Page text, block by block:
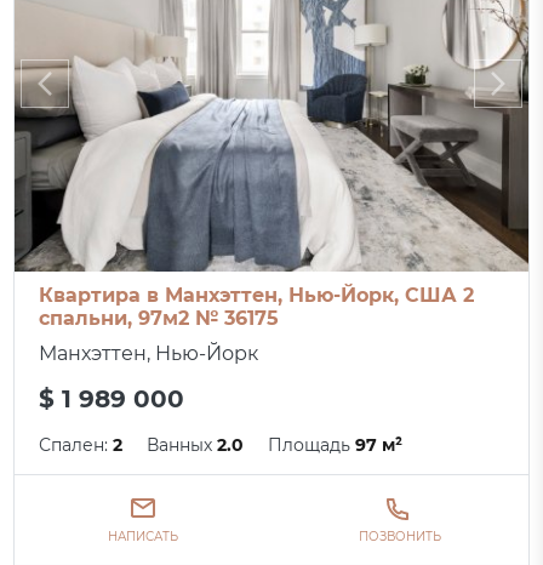
Квартира в Манхэттен, Нью-Йорк, США 2
спальни, 97м2 № 36175
Манхэттен, Нью-Йорк
$ 1 989 000
Спален:2 Ванных2.0 Площадь97 м²
НАПИСАТЬ ПОЗВОНИТЬ